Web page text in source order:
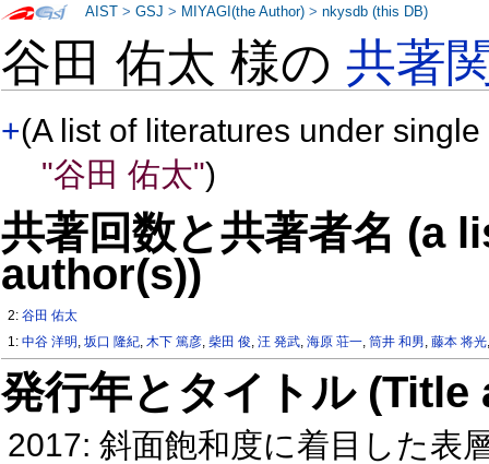
谷田 佑太 様の共著
+(A list of literatures under
"谷田 佑太")
共著回数と共著者名 (a
author(s))
2:谷田 佑太
1:中谷 洋明 ,坂口 隆紀,木下 篤彦,柴田 俊,汪 発武,海原 荘一,筒井 和男,藤本 将光
発行年とタイトル
2017: 斜面飽和度に着目した表
AIST >GSJ > MIYAGI(the Author) >nkysdb (this DB)